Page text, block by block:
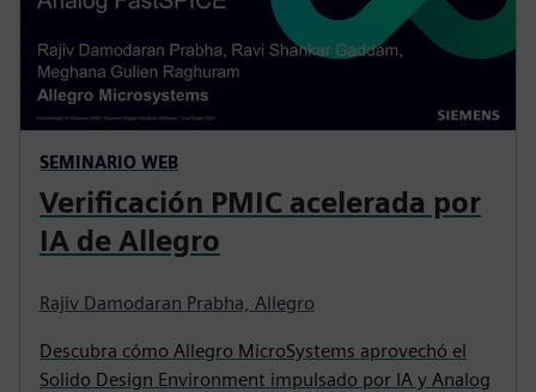
SEMINARIO WEB
Verificación PMIC acelerada por
IA de Allegro
Rajiv Damodaran Prabha, Allegro
Descubra cómo Allegro MicroSystems aprovechó el
Solido Design Environment impulsado por IA y Analog